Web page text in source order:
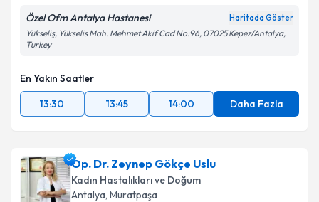
Özel Ofm Antalya Hastanesi Haritada Göster
Yükseliş, Yükselis Mah. Mehmet Akif Cad No:96, 07025 Kepez/Antalya,
Turkey
En Yakın Saatler
13:30
13:45 14:00 Daha Fazla
Op. Dr. Zeynep Gökçe Uslu
Kadın Hastalıkları ve Doğum
Antalya, Muratpaşa